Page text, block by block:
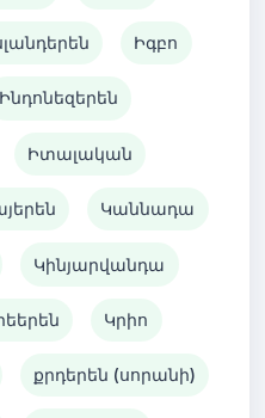
Իգբո
Ինդոնեզերեն
Իտալական
Կաննադա
Կինյարվանդա
Կրիո
քրդերեն (սորանի)